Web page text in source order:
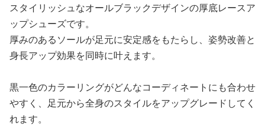
スタイリッシュなオールブラックデザインの厚底レースア
ップシューズです。
厚みのあるソールが足元に安定感をもたらし、姿勢改善と
身長アップ効果を同時に叶えます。
黒一色のカラーリングがどんなコーディネートにも合わせ
やすく、足元から全身のスタイルをアップグレードしてく
れます。